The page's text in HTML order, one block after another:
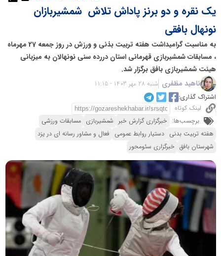
یک‌ نقره و دو برنز پاداش تلاش شمشیربازان
نونهال بافقی
به مناسبت گرامیداشت هفته تربیت بذنی و ورزش در روز جمعه 27 مهرماه
، مسابقات شمشیربازی قهرمانی استان دررده سنی نونهالان به میزبانی
هیئت شمشیربازی بافق برگزار شد.
ناهید مظفری شنبه 28 مهر 1403 - 11:15
اشتراک گذاری:
لینک کوتاه
برچسب‌ها: خبرگزاری گزارش خبر شمشیربازی مسابقات ورزشی
هفته تربیت بدنی دستیار روابط عمومی فعال و مشاور رسانه ای در یزد
شهرستان بافق خبرگزاری سئومحور